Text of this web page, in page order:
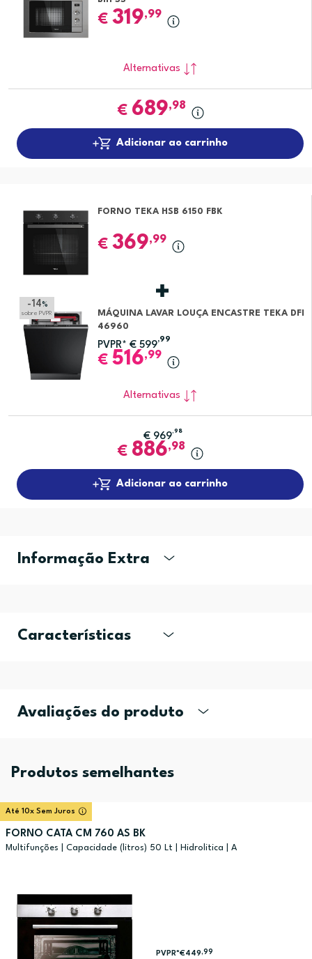
€ 319,99
Alternativas
€ 689,98
Adicionar ao carrinho
FORNO TEKA HSB 6150 FBK
€ 369,99
-14 %
sobre PVPR
MÁQUINA LAVAR LOUÇA ENCASTRE TEKA DFI
46960
PVPR* € 599
,99
€ 516,99
Alternativas
€ 969 ,98
€ 886,98
Adicionar ao carrinho
Informação Extra
Características
Avaliações do produto
Produtos semelhantes
Até 10x Sem Juros
FORNO CATA CM 760 AS BK
Multifunções | Capacidade (litros) 50 Lt | Hidrolitica | A
PVPR*€449,99